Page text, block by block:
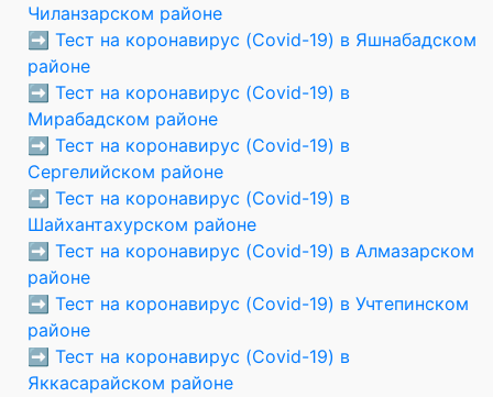
Чиланзарском районе
➡️ Тест на коронавирус (Covid-19) в Яшнабадском
районе
➡️ Тест на коронавирус (Covid-19) в
Мирабадском районе
➡️ Тест на коронавирус (Covid-19) в
Сергелийском районе
➡️ Тест на коронавирус (Covid-19) в
Шайхантахурском районе
➡️ Тест на коронавирус (Covid-19) в Алмазарском
районе
➡️ Тест на коронавирус (Covid-19) в Учтепинском
районе
➡️ Тест на коронавирус (Covid-19) в
Яккасарайском районе